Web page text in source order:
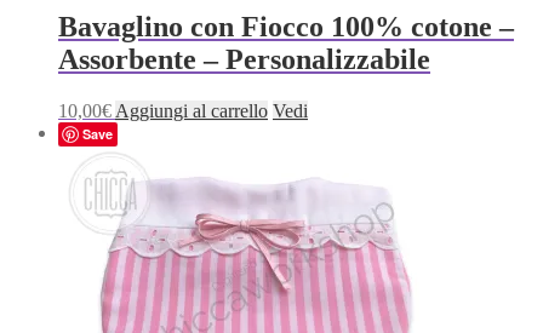
Bavaglino con Fiocco 100% cotone –
Assorbente – Personalizzabile
10,00€ Aggiungi al carrello Vedi
Save